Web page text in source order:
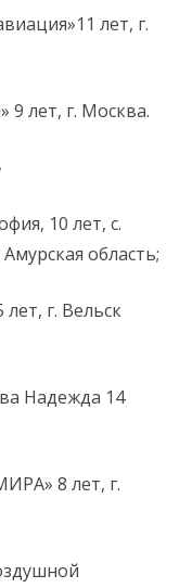
лет, г.
9 лет, г. Москва.
10 лет, с.
область;
г. Вельск
Надежда 14
8 лет, г.